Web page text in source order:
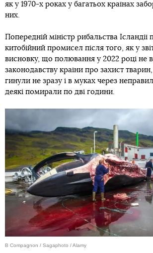
як у 1970-х роках у багатьох країнах
них.
Попередній міністр рибальства Ісландії
китобійний промисел після того, як у
висновку, що полювання у 2022 році не
законодавству країни про захист
гинули не зразу і в муках через
деякі помирали по дві години.
B Compagnon / Sagaphoto / Alamy